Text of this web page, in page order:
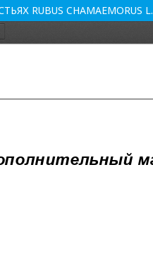
CHAMAEMORUS L.